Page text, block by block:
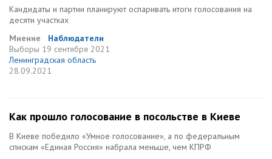
Кандидаты и партии планируют оспаривать итоги голосования на
десяти участках
Мнение
Наблюдатели
Выборы 19 сентября 2021
Ленинградская область
28.09.2021
Как прошло голосование в посольстве в Киеве
В Киеве победило «Умное голосование», а по федеральным
спискам «Единая Россия» набрала меньше, чем КПРФ